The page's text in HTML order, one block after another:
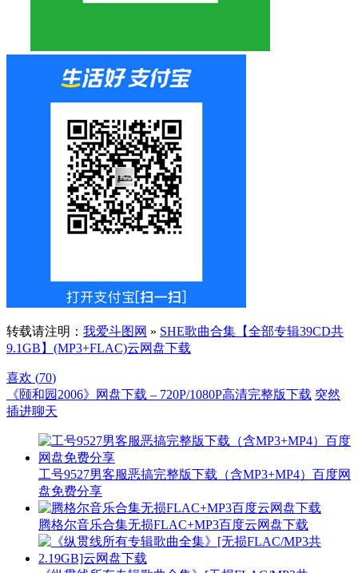
转载请注明： 我爱斗图网 » SHE歌曲合集【全部专辑39CD共
9.1GB】(MP3+FLAC)云网盘下载
喜欢 (70)
《颐和园2006》网盘下载 – 720P/1080P高清完整版下载 突然
插进聊天
工号9527男客服恶搞完整版下载（含MP3+MP4）百度网
盘免费分享
腾格尔音乐合集无损FLAC+MP3百度云网盘下载